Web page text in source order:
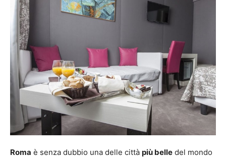
Roma è senza dubbio una delle città più belle del mondo